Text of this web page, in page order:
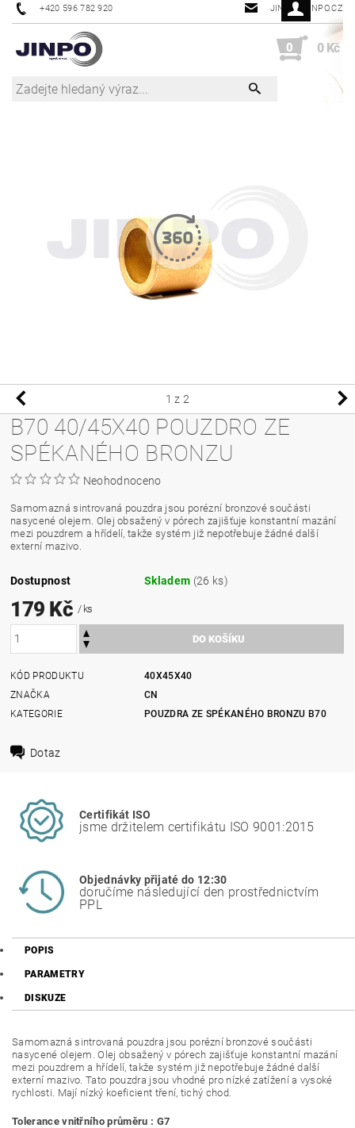
+420 596 782 920 JINPO@JINPO.CZ
0 0 Kč
1 z 2
B70 40/45X40 POUZDRO ZE
SPÉKANÉHO BRONZU
Neohodnoceno
Samomazná sintrovaná pouzdra jsou porézní bronzové součásti
nasycené olejem. Olej obsažený v pórech zajišťuje konstantní mazání
mezi pouzdrem a hřídelí, takže systém již nepotřebuje žádné další
externí mazivo.
Dostupnost Skladem (26 ks)
179 Kč / ks
KÓD PRODUKTU
40X45X40
ZNAČKA
CN
KATEGORIE
POUZDRA ZE SPÉKANÉHO BRONZU B70
Dotaz
Certifikát ISO
jsme držitelem certifikátu ISO 9001:2015
Objednávky přijaté do 12:30
doručíme následující den prostřednictvím
PPL
POPIS
PARAMETRY
DISKUZE
Samomazná sintrovaná pouzdra jsou porézní bronzové součásti
nasycené olejem. Olej obsažený v pórech zajišťuje konstantní mazání
mezi pouzdrem a hřídelí, takže systém již nepotřebuje žádné další
externí mazivo. Tato pouzdra jsou vhodné pro nízké zatížení a vysoké
rychlosti. Mají nízký koeficient tření, tichý chod.
Tolerance vnitřního průměru : G7